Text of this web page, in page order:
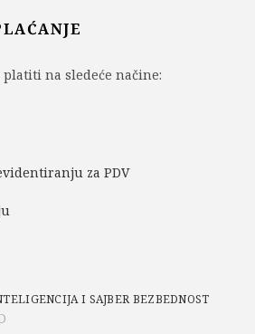
na sledeće načine:
za PDV
I SAJBER BEZBEDNOST